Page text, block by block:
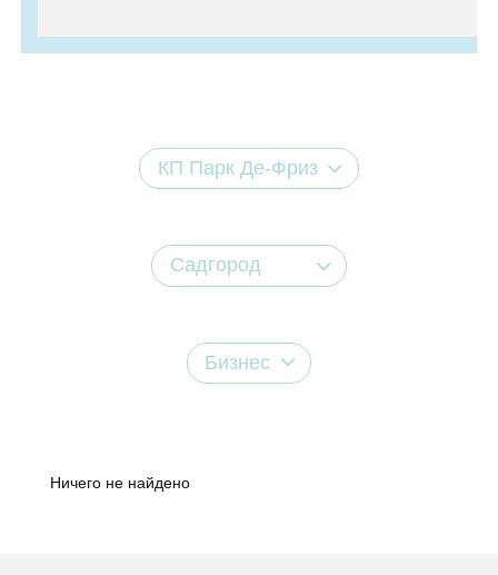
КП Парк Де-Фриз
Садгород
Бизнес
Ничего не найдено